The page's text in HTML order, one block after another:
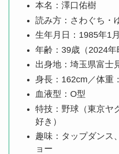
本名：澤口佑樹
読み方：さわぐち・
生年月日：1985年1
年齢：39歳（2024年
出身地：埼玉県富士
身長：162cm／体重
血液型：O型
特技：野球（東京ヤ
好き）
趣味：タップダンス
ョー